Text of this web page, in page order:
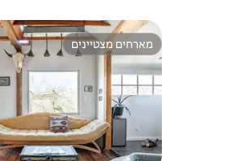
מארחים מצטיינים
מארחים מצטיינים